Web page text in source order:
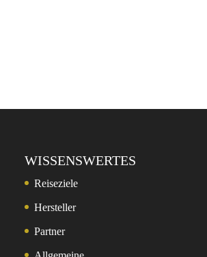
WISSENSWERTES
Reiseziele
Hersteller
Partner